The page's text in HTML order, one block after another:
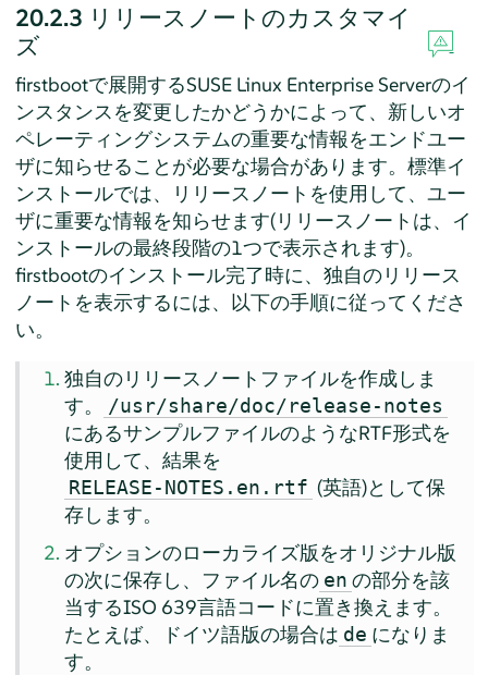
20.2.3 リリースノートのカスタマイ
ズ
firstbootで展開するSUSE Linux Enterprise Serverのイ
ンスタンスを変更したかどうかによって、新しいオ
ペレーティングシステムの重要な情報をエンドユー
ザに知らせることが必要な場合があります。標準イ
ンストールでは、リリースノートを使用して、ユー
ザに重要な情報を知らせます(リリースノートは、イ
ンストールの最終段階の1つで表示されます)。
firstbootのインストール完了時に、独自のリリース
ノートを表示するには、以下の手順に従ってくださ
い。
独自のリリースノートファイルを作成しま
す。
/usr/share/doc/release-notes
にあるサンプルファイルのようなRTF形式を
使用して、結果を
RELEASE-NOTES.en.rtf (英語)として保
存します。
オプションのローカライズ版をオリジナル版
の次に保存し、ファイル名の en の部分を該
当するISO 639言語コードに置き換えます。
たとえば、ドイツ語版の場合は de になりま
す。